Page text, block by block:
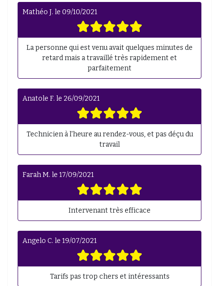
Mathéo J. le 09/10/2021
La personne qui est venu avait quelques minutes de
retard mais a travaillé très rapidement et
parfaitement
Anatole F. le 26/09/2021
Technicien à l'heure au rendez-vous, et pas déçu du
travail
Farah M. le 17/09/2021
Intervenant très efficace
Angelo C. le 19/07/2021
Tarifs pas trop chers et intéressants